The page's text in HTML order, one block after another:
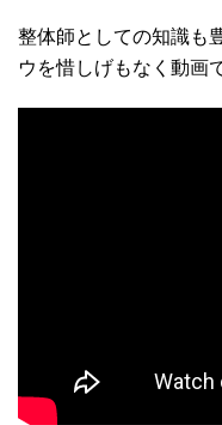
整体師としての知識も
ウを惜しげもなく動画